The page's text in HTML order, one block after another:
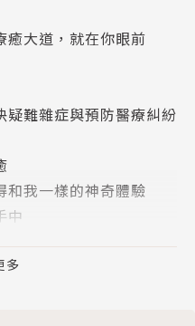
奶有肺癌。」當時他連
論明白意思，奶奶也好
。但事後奶奶去照X
無論遇到什麼人，他都
況，以及需要做些什麼來
奇、排斥、驕矜、逃
奉獻給因病所苦之人。
會在這裡看到：
癒大道，就在你眼前
疑難雜症與預防醫療糾紛
和我一樣的神奇體驗
中
多